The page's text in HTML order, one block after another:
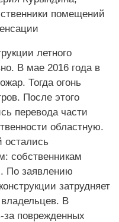
помещений
летного
В мае 2016 года в
Тогда огонь
После этого
перевода части
областную.
остались
собственникам
По заявлению
затрудняет
В
за поврежденных